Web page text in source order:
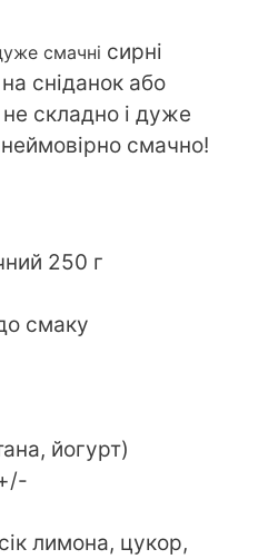
смачні сирні
сніданок або
складно і дуже
смачно!
250 г
смаку
йогурт)
лимона, цукор,